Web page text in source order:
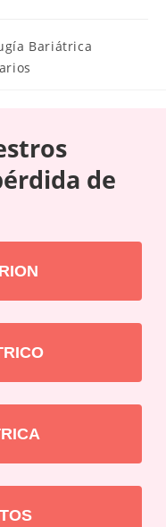
Bariátrica
de